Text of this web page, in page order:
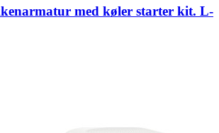
med køler starter kit. L-